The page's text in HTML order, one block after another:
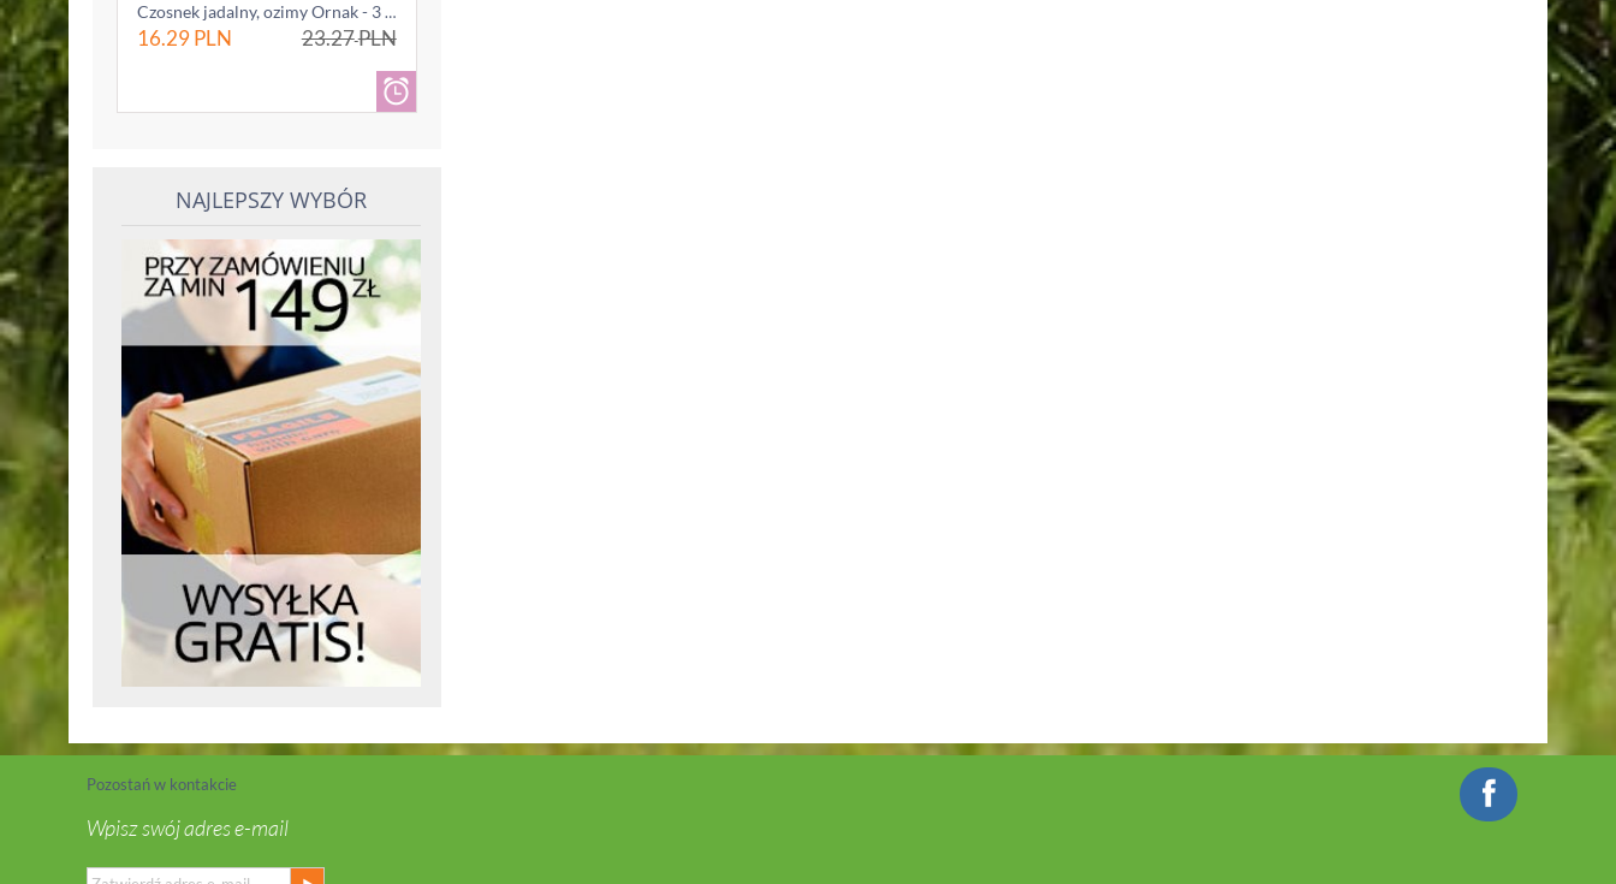
Czosnek jadalny, ozimy Ornak - 3 główki (0...
16.29PLN 23.27PLN
NAJLEPSZY WYBÓR
Pozostań w kontakcie
Wpisz swój adres e-mail